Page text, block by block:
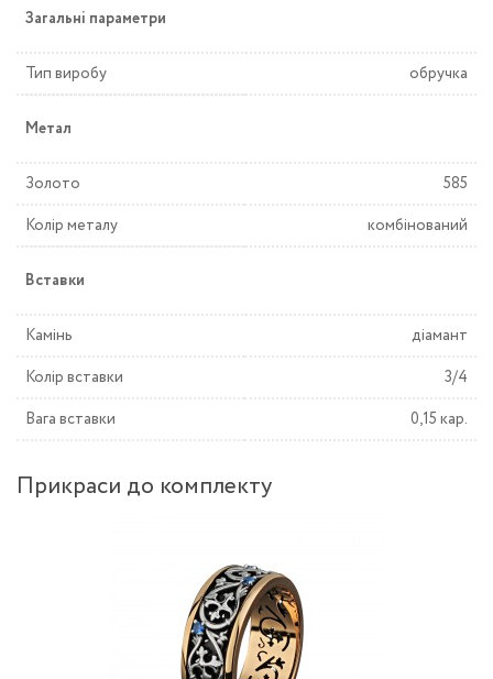
Загальні параметри
Тип виробу обручка
Метал
Золото
585
Колір металу
комбінований
Вставки
Камінь
діамант
Колір вставки
3/4
Вага вставки
0,15 кар.
Прикраси до комплекту